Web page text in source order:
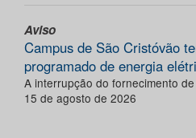
Aviso
Campus de São Cristóvão
programado de energia
A interrupção do fornecimento
15 de agosto de 2026